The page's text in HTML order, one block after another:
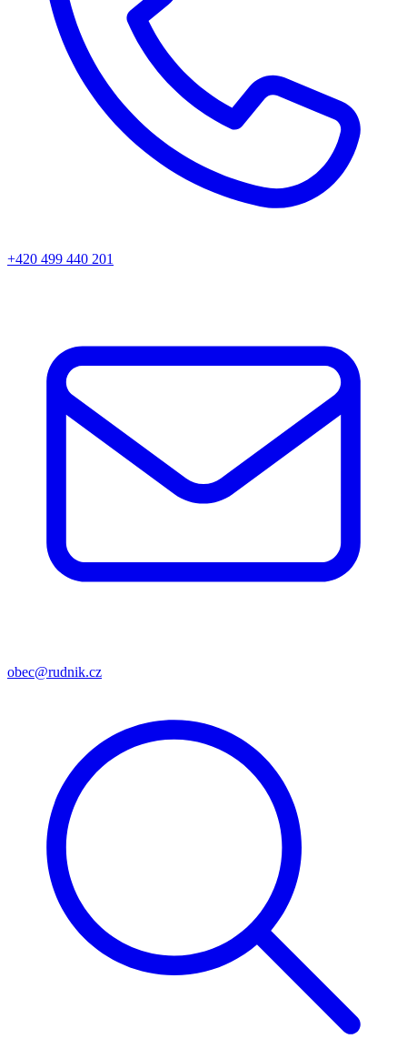
+420 499 440 201
obec@rudnik.cz